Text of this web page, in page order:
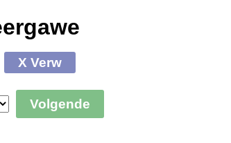
X Verw
Volgende